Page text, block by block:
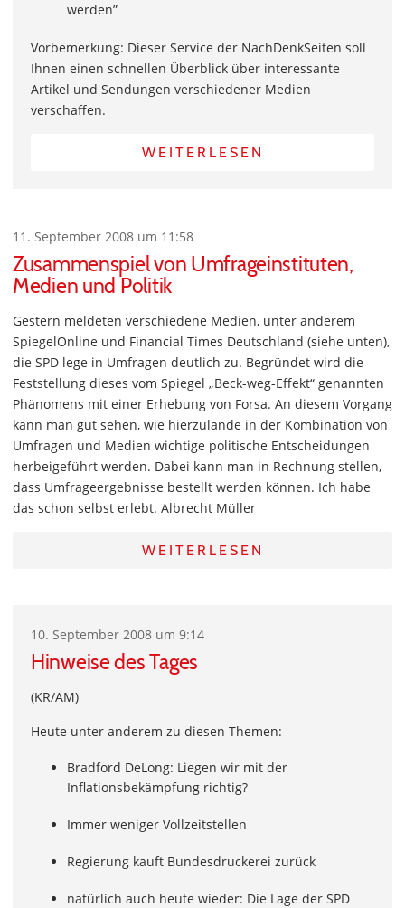
werden”
Vorbemerkung: Dieser Service der NachDenkSeiten soll
Ihnen einen schnellen Überblick über interessante
Artikel und Sendungen verschiedener Medien
verschaffen.
WEITERLESEN
11. September 2008 um 11:58
Zusammenspiel von Umfrageinstituten,
Medien und Politik
Gestern meldeten verschiedene Medien, unter anderem
SpiegelOnline und Financial Times Deutschland (siehe unten),
die SPD lege in Umfragen deutlich zu. Begründet wird die
Feststellung dieses vom Spiegel „Beck-weg-Effekt“ genannten
Phänomens mit einer Erhebung von Forsa. An diesem Vorgang
kann man gut sehen, wie hierzulande in der Kombination von
Umfragen und Medien wichtige politische Entscheidungen
herbeigeführt werden. Dabei kann man in Rechnung stellen,
dass Umfrageergebnisse bestellt werden können. Ich habe
das schon selbst erlebt. Albrecht Müller
WEITERLESEN
10. September 2008 um 9:14
Hinweise des Tages
(KR/AM)
Heute unter anderem zu diesen Themen:
Bradford DeLong: Liegen wir mit der
Inflationsbekämpfung richtig?
Immer weniger Vollzeitstellen
Regierung kauft Bundesdruckerei zurück
natürlich auch heute wieder: Die Lage der SPD